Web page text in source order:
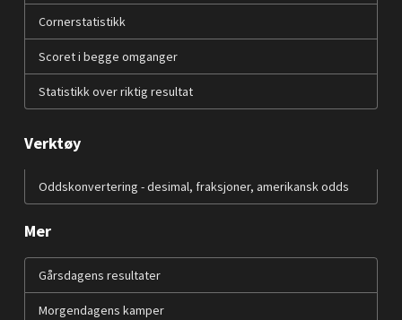
Cornerstatistikk
Scoret i begge omganger
Statistikk over riktig resultat
Verktøy
Oddskonvertering - desimal, fraksjoner, amerikansk odds
Mer
Gårsdagens resultater
Morgendagens kamper